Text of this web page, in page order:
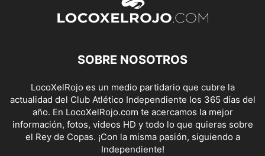
SOBRE NOSOTROS
LocoXelRojo es un medio partidario que cubre la
actualidad del Club Atlético Independiente los 365 días del
año. En LocoXelRojo.com te acercamos la mejor
información, fotos, videos HD y todo lo que quieras sobre
el Rey de Copas. ¡Con la misma pasión, siguiendo a
Independiente!